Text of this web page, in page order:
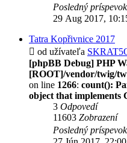
Posledný príspevok
29 Aug 2017,
Tatra Kopřivnice 2017
od užívateľa
[phpBB Debug] PHP
[ROOT]/vendor/twig/
on line 1266: count():
object that implements
3 Odpovedí
11603 Zobrazení
Posledný príspevok